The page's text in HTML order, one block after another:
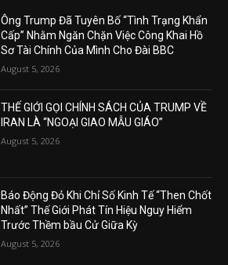
Ông Trump Đã Tuyên Bố “Tình Trạng Khẩn
Cấp” Nhằm Ngăn Chặn Việc Công Khai Hồ
Sơ Tài Chính Của Mình Cho Đài BBC
August 5, 2026
THẾ GIỚI GỌI CHÍNH SÁCH CỦA TRUMP VỀ
IRAN LÀ “NGOẠI GIAO MẪU GIÁO”
August 5, 2026
Báo Động Đỏ Khi Chỉ Số Kinh Tế “Then Chốt
Nhất” Thế Giới Phát Tín Hiệu Nguy Hiểm
Trước Thềm bầu Cử Giữa Kỳ
August 5, 2026